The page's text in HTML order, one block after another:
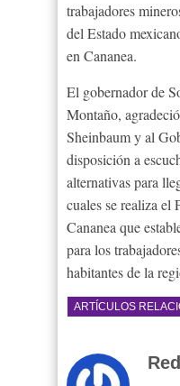
trabajadores
del Estado
en Cananea.
El gobernador de
Montaño,
Sheinbaum y al
disposición a
alternativas para
cuales se realiza el
Cananea que
para los
habitantes de la
ARTÍCULOS